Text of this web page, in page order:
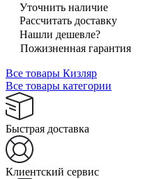
Уточнить наличие
Рассчитать доставку
Нашли дешевле?
Пожизненная гарантия
Все товары Кизляр
Все товары категории
Быстрая доставка
Клиентский сервис